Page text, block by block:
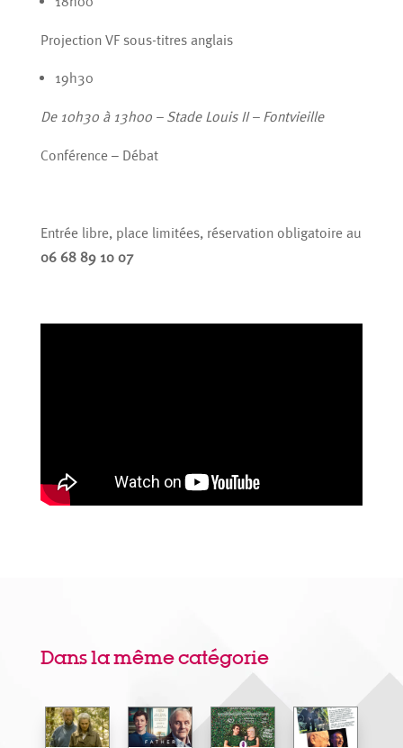
Projection VF sous-titres anglais
19h30
De 10h30 à 13h00 – Stade Louis II – Fontvieille
Conférence – Débat
Entrée libre, place limitées, réservation obligatoire au
06 68 89 10 07
Dans la même catégorie